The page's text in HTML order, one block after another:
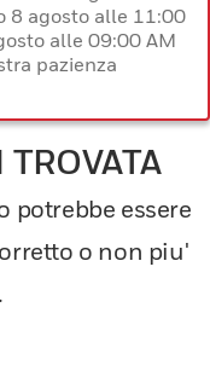
8 agosto alle 11:00
alle 09:00 AM
pazienza
potrebbe essere
o non piu'